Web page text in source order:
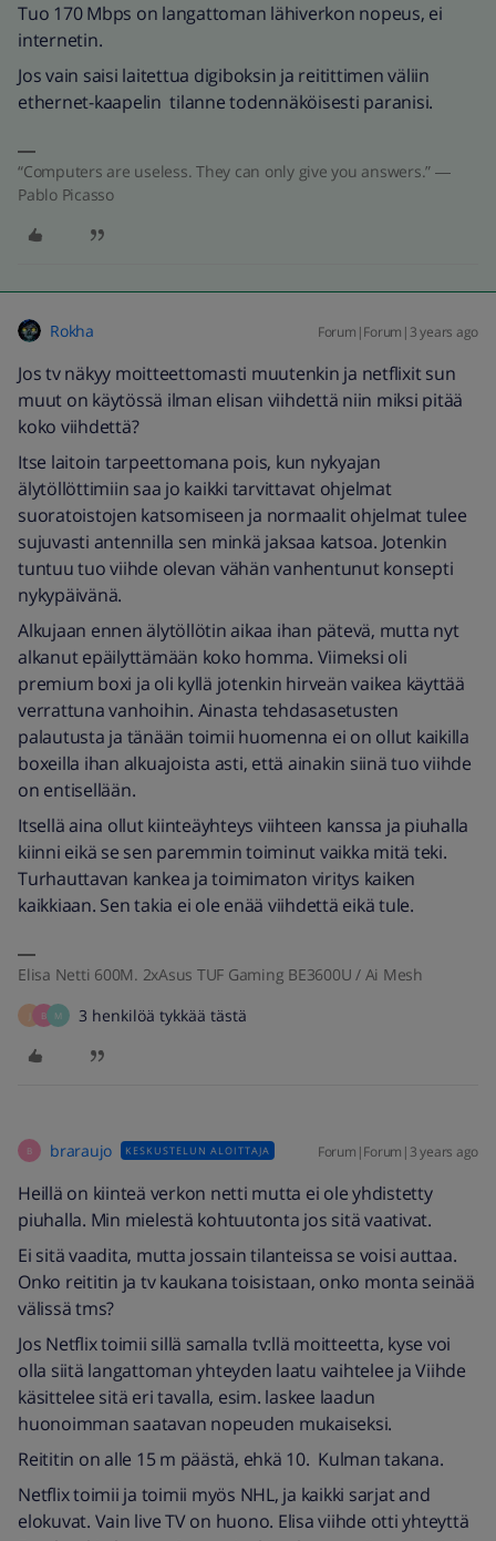
Tuo 170 Mbps on langattoman lähiverkon nopeus, ei
internetin.
Jos vain saisi laitettua digiboksin ja reitittimen väliin
ethernet-kaapelin tilanne todennäköisesti paranisi.
“Computers are useless. They can only give you answers.” ―
Pablo Picasso
Rokha Forum|Forum|3 years ago
Jos tv näkyy moitteettomasti muutenkin ja netflixit sun
muut on käytössä ilman elisan viihdettä niin miksi pitää
koko viihdettä?
Itse laitoin tarpeettomana pois, kun nykyajan
älytöllöttimiin saa jo kaikki tarvittavat ohjelmat
suoratoistojen katsomiseen ja normaalit ohjelmat tulee
sujuvasti antennilla sen minkä jaksaa katsoa. Jotenkin
tuntuu tuo viihde olevan vähän vanhentunut konsepti
nykypäivänä.
Alkujaan ennen älytöllötin aikaa ihan pätevä, mutta nyt
alkanut epäilyttämään koko homma. Viimeksi oli
premium boxi ja oli kyllä jotenkin hirveän vaikea käyttää
verrattuna vanhoihin. Ainasta tehdasasetusten
palautusta ja tänään toimii huomenna ei on ollut kaikilla
boxeilla ihan alkuajoista asti, että ainakin siinä tuo viihde
on entisellään.
Itsellä aina ollut kiinteäyhteys viihteen kanssa ja piuhalla
kiinni eikä se sen paremmin toiminut vaikka mitä teki.
Turhauttavan kankea ja toimimaton viritys kaiken
kaikkiaan. Sen takia ei ole enää viihdettä eikä tule.
Elisa Netti 600M. 2xAsus TUF Gaming BE3600U / Ai Mesh
B M 3 henkilöä tykkää tästä
B braraujo KESKUSTELUN ALOITTAJA Forum|Forum|3 years ago
Heillä on kiinteä verkon netti mutta ei ole yhdistetty
piuhalla. Min mielestä kohtuutonta jos sitä vaativat.
Ei sitä vaadita, mutta jossain tilanteissa se voisi auttaa.
Onko reititin ja tv kaukana toisistaan, onko monta seinää
välissä tms?
Jos Netflix toimii sillä samalla tv:llä moitteetta, kyse voi
olla siitä langattoman yhteyden laatu vaihtelee ja Viihde
käsittelee sitä eri tavalla, esim. laskee laadun
huonoimman saatavan nopeuden mukaiseksi.
Reititin on alle 15 m päästä, ehkä 10. Kulman takana.
Netflix toimii ja toimii myös NHL, ja kaikki sarjat and
elokuvat. Vain live TV on huono. Elisa viihde otti yhteyttä